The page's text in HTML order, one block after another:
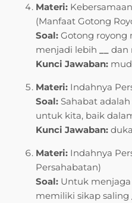
Materi:
(Manfaat Gotong
Soal: Gotong royong
menjadi lebih
dan
Kunci Jawaban:
Materi: Indahnya
Soal: Sahabat
untuk kita, baik
Kunci Jawaban: duka
Materi: Indahnya
Persahabatan)
Soal: Untuk
memiliki sikap saling